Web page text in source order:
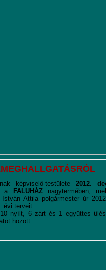
képviselő-testülete 2012.
a FALUHÁZnagytermében,
Attila polgármester úr
évi terveit.
nyílt, 6 zárt és 1 együttes
hozott.